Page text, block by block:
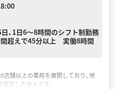
】
談可能であり、これまでのご経験や
元する環境があります。
保されており、残業も少なめである
元で両立できます。
た福利厚生や教育制度を利用でき
、1日6～8時間のシフト制勤務
超えで45分以上 実働8時間
舗以上の薬局を展開しており、地
定した法人です。